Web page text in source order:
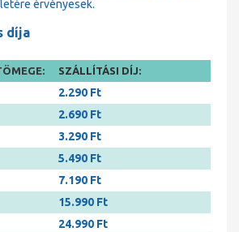
érvényesek.
díja
SZÁLLÍTÁSI DÍJ:
2.290 Ft
2.690 Ft
3.290 Ft
5.490 Ft
7.190 Ft
15.990 Ft
24.990 Ft